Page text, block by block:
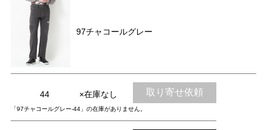
97チャコールグレー
44 ×在庫なし 取り寄せ依頼
「97チャコールグレー-44」の在庫がありません。